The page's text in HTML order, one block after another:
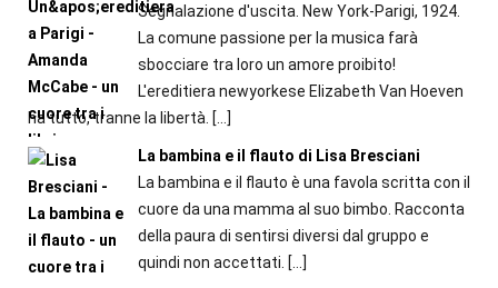
Segnalazione d'uscita. New York-Parigi, 1924.
La comune passione per la musica farà
sbocciare tra loro un amore proibito!
L'ereditiera newyorkese Elizabeth Van Hoeven
ha tutto, tranne la libertà. […]
La bambina e il flauto di Lisa Bresciani
La bambina e il flauto è una favola scritta con il
cuore da una mamma al suo bimbo. Racconta
della paura di sentirsi diversi dal gruppo e
quindi non accettati. […]